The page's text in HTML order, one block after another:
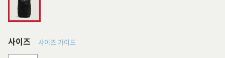
사이즈 사이즈 가이드